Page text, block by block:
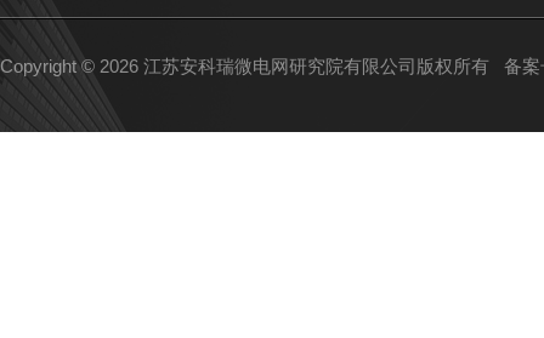
Copyright © 2026 江苏安科瑞微电网研究院有限公司版权所有 备案